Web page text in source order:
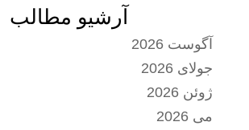
آرشیو مطالب
آگوست 2026
جولای 2026
ژوئن 2026
می 2026